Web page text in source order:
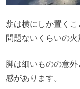
薪は横にしか置く
問題ないくらいの火
脚は細いものの意
感があります。